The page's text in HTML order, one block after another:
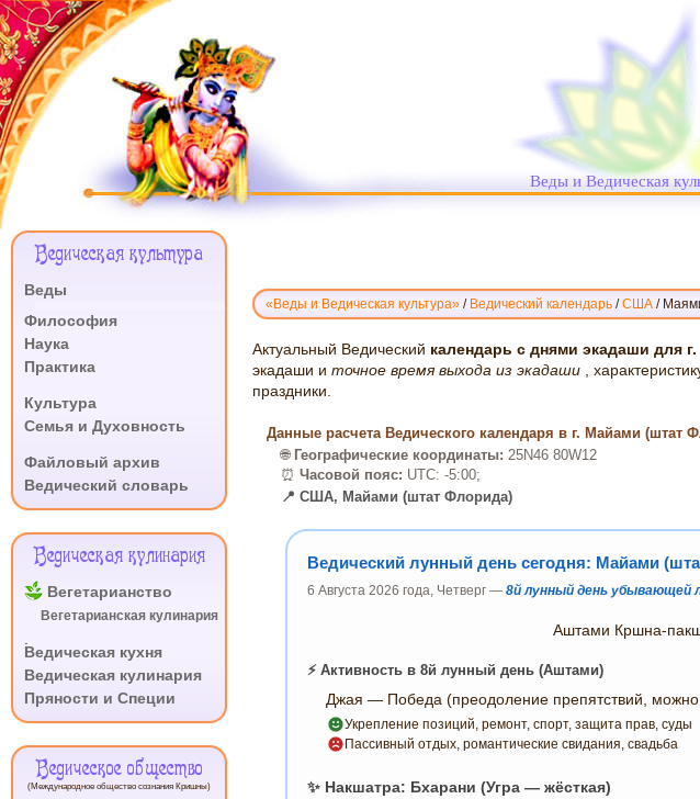
Веды и Ведическая
«Веды и Ведическая культура» / Ведический календарь /США /
ВЕДИЧЕСКИЙ
КАЛЕНДАРЬ
ЭКАДАШИ:
(ФЛОРИДА),
2026
Актуальный Ведический календарь с днями экадаши для
экадаши и точное время выхода из экадаши
,
праздники.
Данные расчета Ведического календаря в г. Майами (штат
🌐 Географические координаты: 25N46 80W12
⏰ Часовой пояс: UTC: -5:00;
📍 США, Майами (штат Флорида)
Ведический лунный день сегодня: Майами
6 Августа 2026 года, Четверг — 8й лунный день убывающей
Аштами Кршна-
⚡ Активность в 8й лунный день (Аштами)
Джая — Победа (преодоление препятствий, можно
Укрепление позиций, ремонт, спорт, защита прав, суды
Пассивный отдых, романтические свидания, свадьба
✨ Накшатра: Бхарани (Угра — жёсткая)
Меню
Ведическая культура
Веды
Философия
Наука
Практика
Культура
Семья и Духовность
Файловый архив
Ведический словарь
Ведическая кулинария
Вегетарианство
Вегетарианская кулинария
Ведическая кухня
Ведическая кулинария
Пряности и Специи
Ведическое общество
(Международное общество сознания Кришны)